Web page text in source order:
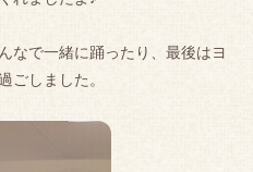
なで一緒に踊ったり、最後はヨ
ごしました。